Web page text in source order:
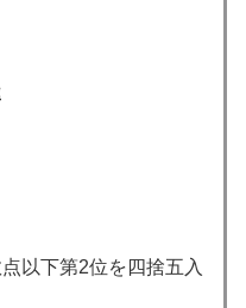
以下第2位を四捨五入